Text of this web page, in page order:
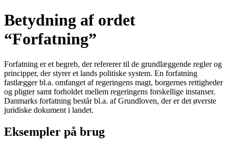
Betydning af ordet
“Forfatning”
Forfatning er et begreb, der refererer til de grundlæggende regler og
principper, der styrer et lands politiske system. En forfatning
fastlægger bl.a. omfanget af regeringens magt, borgernes rettigheder
og pligter samt forholdet mellem regeringens forskellige instanser.
Danmarks forfatning består bl.a. af Grundloven, der er det øverste
juridiske dokument i landet.
Eksempler på brug